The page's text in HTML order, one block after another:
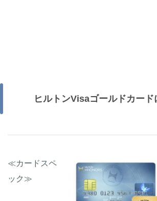
ヒルトンVisaゴールドカード
≪カードスペ
ック≫